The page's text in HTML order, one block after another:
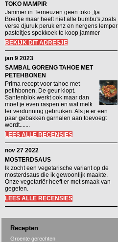
TOKO MAMPIR
Jammer in Terneuzen geen toko ,tja
Boertje maar heeft niet alle bumbu's,zoals
verse djuruk peruk enz en nergens lemper
pasteitjes spekkoek te koop jammer
BEKIJK DIT ADRESJE
jan 9 2023
SAMBAL GORENG TAHOE MET
PETEHBONEN
Prima recept voor tahoe met
petihbonen. De geur klopt.
Santenblok werkt ook maar dan
moet je even raspen en wat melk
ter verdunning gebruiken. Als je er een
paar gebakken garnalen aan toevoegt
wordt.......
LEES ALLE RECENSIES
nov 27 2022
MOSTERDSAUS
Ik zocht een vegetarische variant op de
mosterdsaus die ik gewoonlijk maakte.
Onze vegetariër heeft er met smaak van
gegeten.
LEES ALLE RECENSIES
Recepten
Groente gerechten